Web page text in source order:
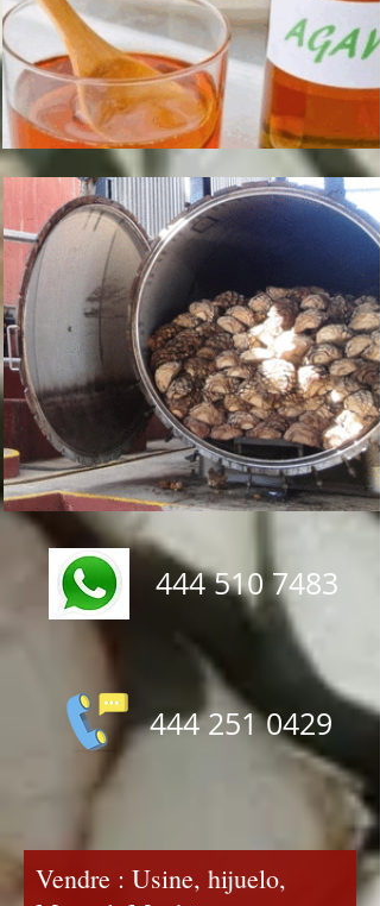
444 510 7483
444 251 0429
Vendre : Usine, hijuelo,